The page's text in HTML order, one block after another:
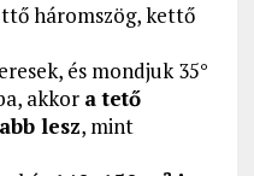
háromszög, kettő
és mondjuk 35°
akkor a tető
lesz, mint